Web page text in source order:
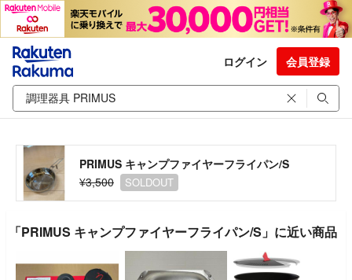
ログイン 会員登録
PRIMUS キャンプファイヤーフライパン/S
¥3,500
SOLDOUT
「PRIMUS キャンプファイヤーフライパン/S」に近い商品